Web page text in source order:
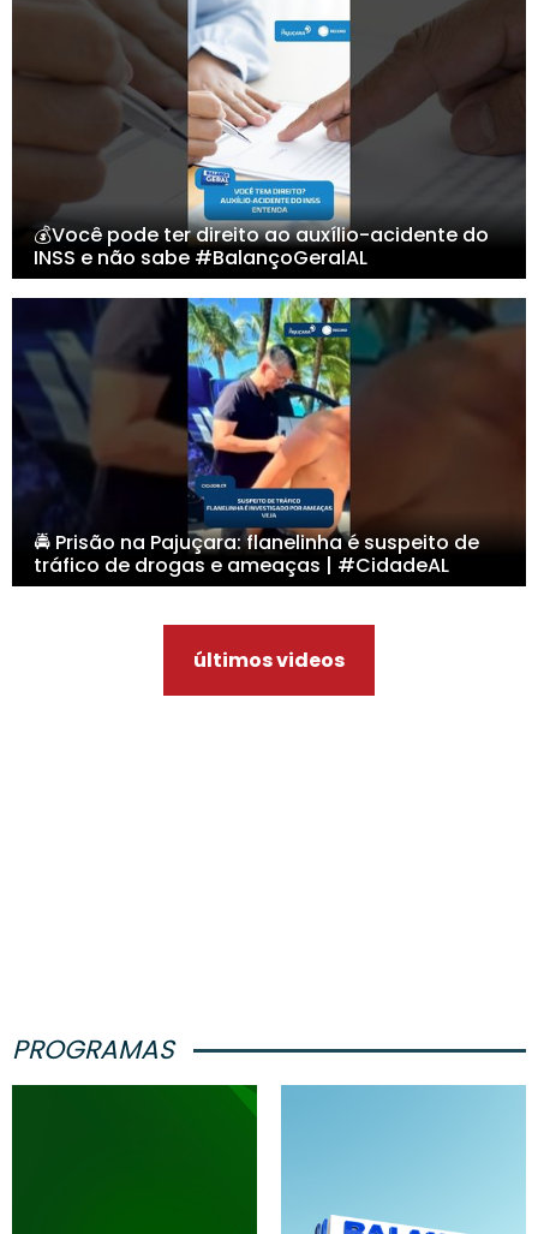
💰Você pode ter direito ao auxílio-acidente do
INSS e não sabe #BalançoGeralAL
🚔 Prisão na Pajuçara: flanelinha é suspeito de
tráfico de drogas e ameaças | #CidadeAL
últimos videos
PROGRAMAS